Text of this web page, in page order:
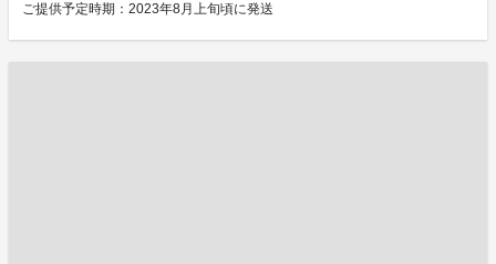
ご提供予定時期：2023年8月上旬頃に発送